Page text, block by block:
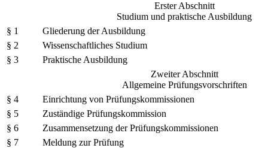
Erster Abschnitt
Studium und praktische Ausbildung
§ 1
Gliederung der Ausbildung
§ 2
Wissenschaftliches Studium
§ 3
Praktische Ausbildung
Zweiter Abschnitt
Allgemeine Prüfungsvorschriften
§ 4
Einrichtung von Prüfungskommissionen
§ 5
Zuständige Prüfungskommission
§ 6
Zusammensetzung der Prüfungskommissionen
§ 7
Meldung zur Prüfung